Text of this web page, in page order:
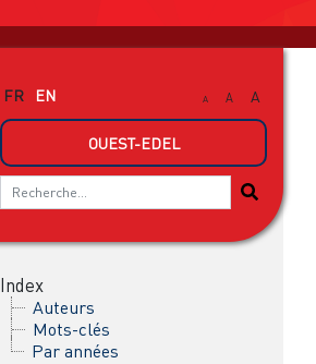
FR EN A A A
OUEST-EDEL
Index
Auteurs
Mots-clés
Par années